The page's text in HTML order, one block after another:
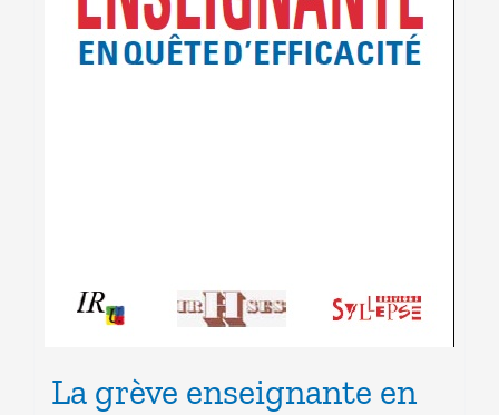
La grève enseignante en